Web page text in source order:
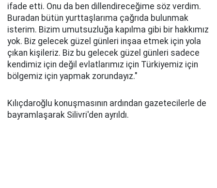
ifade etti. Onu da ben dillendireceğime söz verdim.
Buradan bütün yurttaşlarıma çağrıda bulunmak
isterim. Bizim umutsuzluğa kapılma gibi bir hakkımız
yok. Biz gelecek güzel günleri inşaa etmek için yola
çıkan kişileriz. Biz bu gelecek güzel günleri sadece
kendimiz için değil evlatlarımız için Türkiyemiz için
bölgemiz için yapmak zorundayız."
Kılıçdaroğlu konuşmasının ardından gazetecilerle de
bayramlaşarak Silivri'den ayrıldı.